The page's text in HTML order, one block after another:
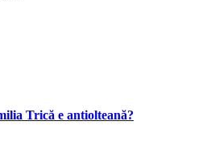
Trică e antiolteană?